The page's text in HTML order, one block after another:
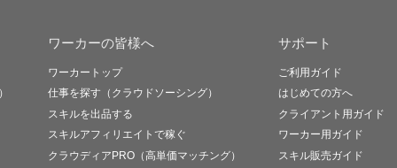
ワーカーの皆様へ
ワーカートップ
仕事を探す（クラウドソーシング）
スキルを出品する
スキルアフィリエイトで稼ぐ
クラウディアPRO（高単価マッチング）
サポート
ご利用ガイド
はじめての方へ
クライアント用ガイド
ワーカー用ガイド
スキル販売ガイド